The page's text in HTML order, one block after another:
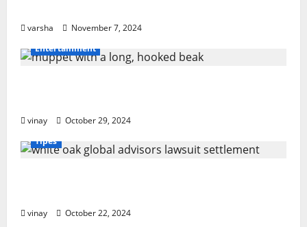
varsha
November 7, 2024
Entertainment
vinay
October 29, 2024
Tipes
vinay October 22, 2024